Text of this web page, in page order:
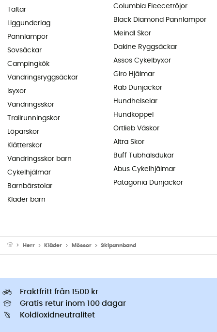
Tältar
Liggunderlag
Pannlampor
Sovsäckar
Campingkök
Vandringsryggsäckar
Isyxor
Vandringsskor
Trailrunningskor
Löparskor
Klätterskor
Vandringsskor barn
Cykelhjälmar
Barnbärstolar
Kläder barn
Columbia Fleecetröjor
Black Diamond Pannlampor
Meindl Skor
Dakine Ryggsäckar
Assos Cykelbyxor
Giro Hjälmar
Rab Dunjackor
Hundhelselar
Hundkoppel
Ortlieb Väskor
Altra Skor
Buff Tubhalsdukar
Abus Cykelhjälmar
Patagonia Dunjackor
Herr Kläder Mössor Skipannband
Fraktfritt från 1500 kr
Gratis retur inom 100 dagar
Koldioxidneutralitet